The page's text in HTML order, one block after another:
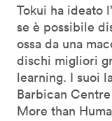
Tokui ha ideato l’
se è possibile
ossa da una
dischi migliori
learning. I suoi
Barbican
More than